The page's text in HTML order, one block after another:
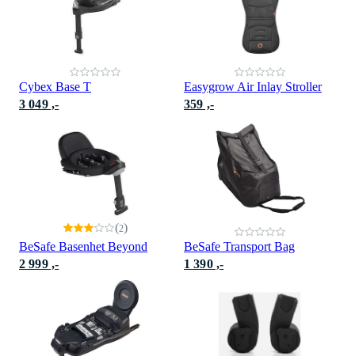
Cybex Base T
3 049 ,-
Easygrow Air Inlay Stroller
359 ,-
BeSafe Basenhet Beyond
(2)
2 999 ,-
BeSafe Transport Bag
1 390 ,-